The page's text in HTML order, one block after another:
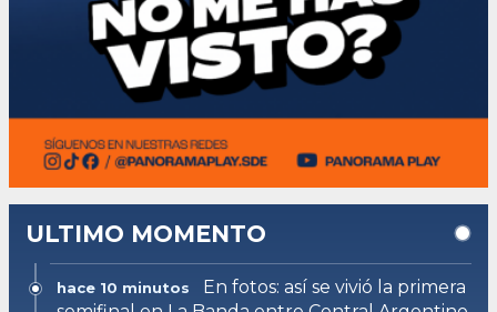
ULTIMO MOMENTO
hace 10 minutos
En fotos: así se vivió la primera